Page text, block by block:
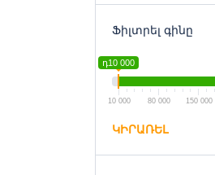
Ֆիլտրել գինը
դ10 000
10 000 80 000 150 000
ԿԻՐԱՌԵԼ